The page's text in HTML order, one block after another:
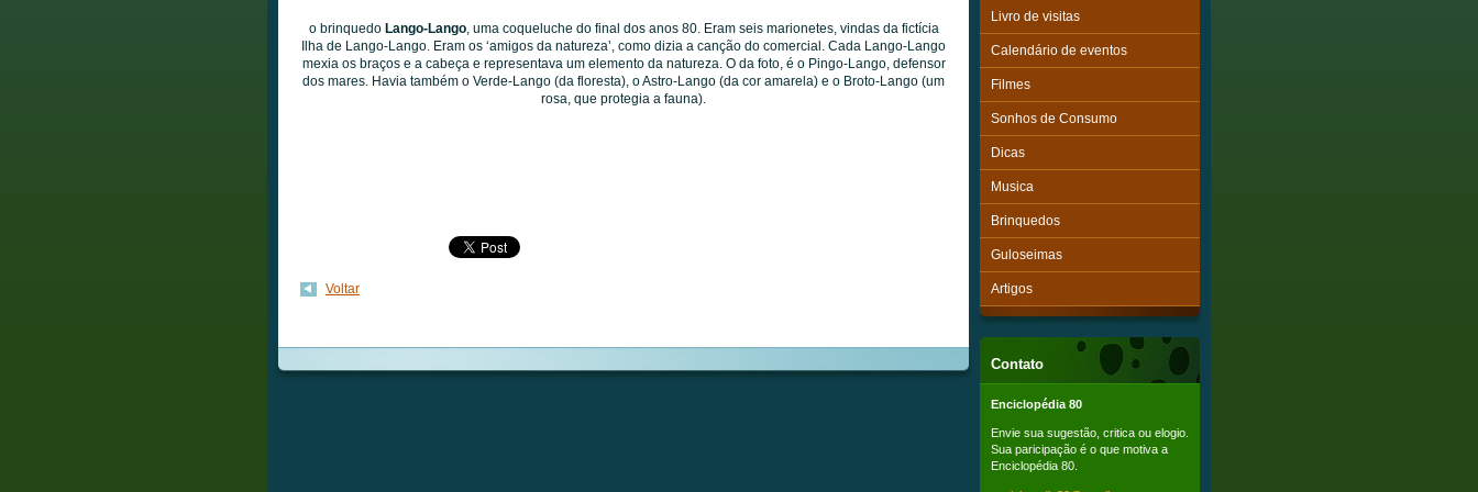
o brinquedo Lango-Lango, uma coqueluche do final dos anos 80. Eram seis marionetes, vindas da fictícia
Ilha de Lango-Lango. Eram os ‘amigos da natureza’, como dizia a canção do comercial. Cada Lango-Lango
mexia os braços e a cabeça e representava um elemento da natureza. O da foto, é o Pingo-Lango, defensor
dos mares. Havia também o Verde-Lango (da floresta), o Astro-Lango (da cor amarela) e o Broto-Lango (um
rosa, que protegia a fauna).
Voltar
Livro de visitas
Calendário de eventos
Filmes
Sonhos de Consumo
Dicas
Musica
Brinquedos
Guloseimas
Artigos
Contato
Enciclopédia 80
Envie sua sugestão, critica ou elogio.
Sua paricipação é o que motiva a
Enciclopédia 80.